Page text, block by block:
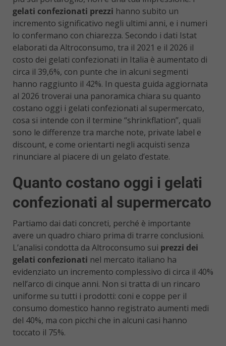
gelati confezionati prezzi hanno subito un
incremento significativo negli ultimi anni, e i numeri
lo confermano con chiarezza. Secondo i dati Istat
elaborati da Altroconsumo, tra il 2021 e il 2026 il
costo dei gelati confezionati in Italia è aumentato di
circa il 39,6%, con punte che in alcuni segmenti
hanno raggiunto il 42%. In questa guida aggiornata
al 2026 troverai una panoramica chiara su quanto
costano oggi i gelati confezionati al supermercato,
cosa si intende con il termine “shrinkflation”, quali
sono le differenze tra marche note, private label e
discount, e come orientarti negli acquisti senza
rinunciare al piacere di un gelato d’estate.
Quanto costano oggi i gelati
confezionati al supermercato
Partiamo dai dati concreti, perché è importante
avere un quadro chiaro prima di trarre conclusioni.
L’analisi condotta da Altroconsumo sui prezzi dei
gelati confezionati nel mercato italiano ha
evidenziato un incremento complessivo di circa il 40%
nell’arco di cinque anni. Non si tratta di un rincaro
uniforme su tutti i prodotti: coni e coppe per il
consumo domestico hanno registrato aumenti medi
del 40%, ma con picchi che in alcuni casi hanno
toccato il 75%.